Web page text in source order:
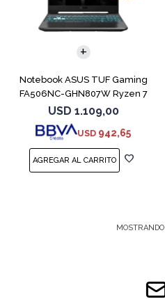
Notebook ASUS TUF Gaming
FA506NC-GHN807W Ryzen 7
7445HS 3050
USD 1.109,00
USD 942,65
COMPARAR
MOSTRANDO